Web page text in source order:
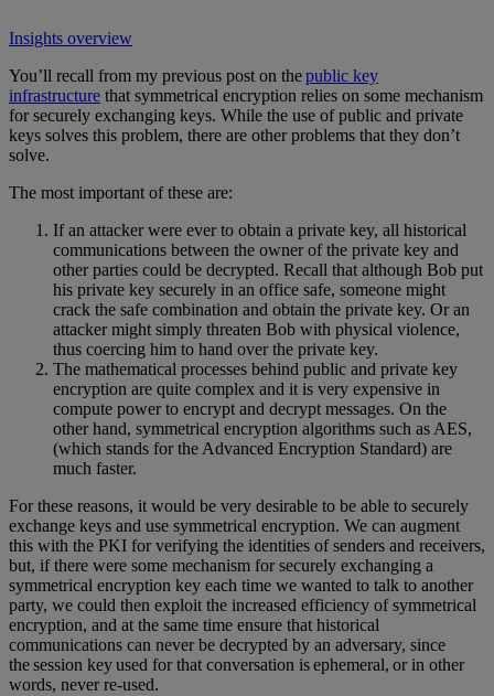
Insights overview
You’ll recall from my previous post on thepublic key
infrastructure that symmetrical encryption relies on some mechanism
for securely exchanging keys. While the use of public and private
keys solves this problem, there are other problems that they don’t
solve.
The most important of these are:
If an attacker were ever to obtain a private key, all historical
communications between the owner of the private key and
other parties could be decrypted. Recall that although Bob put
his private key securely in an office safe, someone might
crack the safe combination and obtain the private key. Or an
attacker might simply threaten Bob with physical violence,
thus coercing him to hand over the private key.
The mathematical processes behind public and private key
encryption are quite complex and it is very expensive in
compute power to encrypt and decrypt messages. On the
other hand, symmetrical encryption algorithms such as AES,
(which stands for the Advanced Encryption Standard) are
much faster.
For these reasons, it would be very desirable to be able to securely
exchange keys and use symmetrical encryption. We can augment
this with the PKI for verifying the identities of senders and receivers,
but, if there were some mechanism for securely exchanging a
symmetrical encryption key each time we wanted to talk to another
party, we could then exploit the increased efficiency of symmetrical
encryption, and at the same time ensure that historical
communications can never be decrypted by an adversary, since
the session key used for that conversation is ephemeral, or in other
words, never re-used.